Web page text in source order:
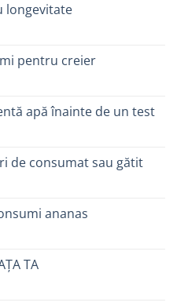
longevitate
pentru creier
apă înainte de un test
de consumat sau gătit
ananas
TA